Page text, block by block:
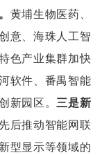
黄埔生物医药、
意、海珠人工智
色产业集群加快
软件、番禺智能
新园区。三是新
后推动智能网联
型显示等领域的